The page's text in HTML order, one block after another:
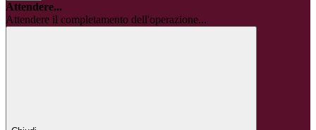
Attendere...
Attendere il completamento dell'operazione...